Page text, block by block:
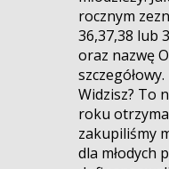
rocznym
36,37,38 lub
oraz nazwę
Widzisz? To
roku
zakupiliśmy
dla młodych